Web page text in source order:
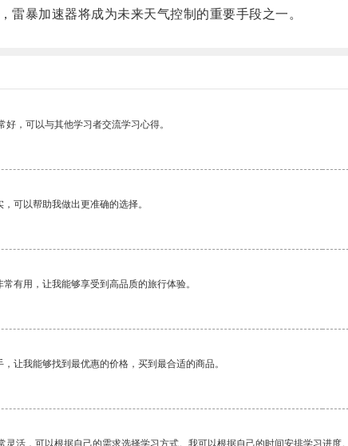
暴加速器将成为未来天气控制的重要手段之一。
，可以与其他学习者交流学习心得。
可以帮助我做出更准确的选择。
有用，让我能够享受到高品质的旅行体验。
让我能够找到最优惠的价格，买到最合适的商品。
灵活，可以根据自己的需求选择学习方式。我可以根据自己的时间安排学习进度。